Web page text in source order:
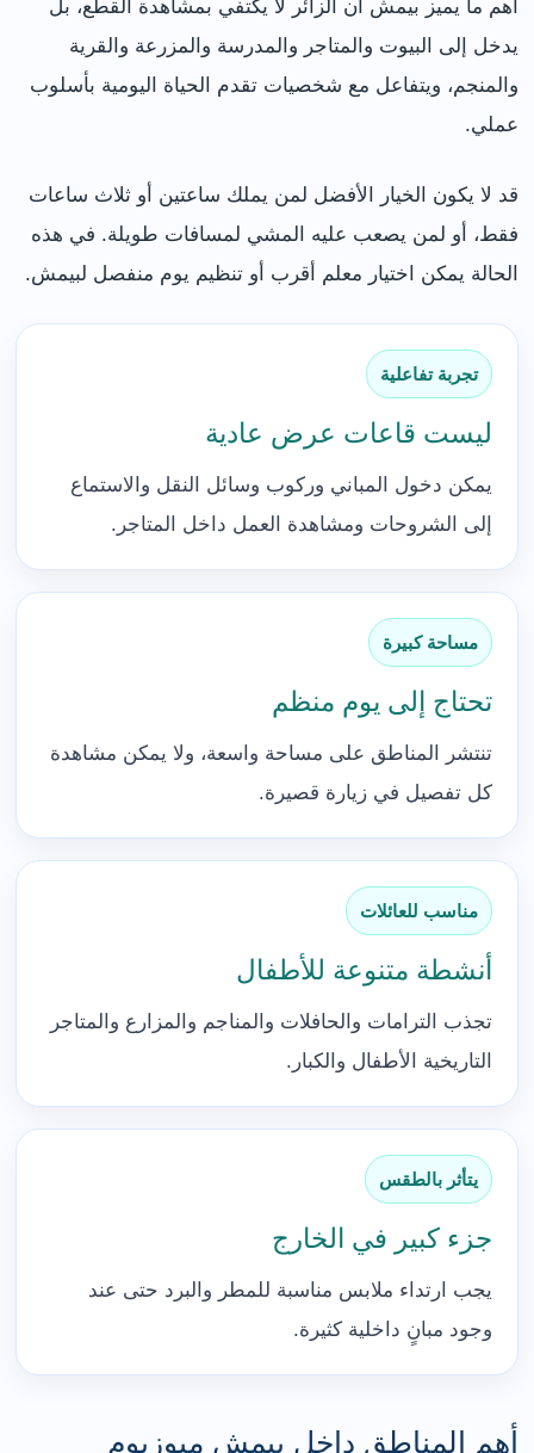
أهم ما يميز بيمش أن الزائر لا يكتفي بمشاهدة القطع، بل
يدخل إلى البيوت والمتاجر والمدرسة والمزرعة والقرية
والمنجم، ويتفاعل مع شخصيات تقدم الحياة اليومية بأسلوب
عملي.
قد لا يكون الخيار الأفضل لمن يملك ساعتين أو ثلاث ساعات
فقط، أو لمن يصعب عليه المشي لمسافات طويلة. في هذه
الحالة يمكن اختيار معلم أقرب أو تنظيم يوم منفصل لبيمش.
تجربة تفاعلية
ليست قاعات عرض عادية
يمكن دخول المباني وركوب وسائل النقل والاستماع
إلى الشروحات ومشاهدة العمل داخل المتاجر.
مساحة كبيرة
تحتاج إلى يوم منظم
تنتشر المناطق على مساحة واسعة، ولا يمكن مشاهدة
كل تفصيل في زيارة قصيرة.
مناسب للعائلات
أنشطة متنوعة للأطفال
تجذب الترامات والحافلات والمناجم والمزارع والمتاجر
التاريخية الأطفال والكبار.
يتأثر بالطقس
جزء كبير في الخارج
يجب ارتداء ملابس مناسبة للمطر والبرد حتى عند
وجود مبانٍ داخلية كثيرة.
أهم المناطق داخل بيمش ميوزيوم